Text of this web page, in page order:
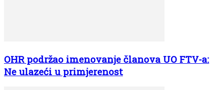
OHR podržao imenovanje članova UO FTV-a:
Ne ulazeći u primjerenost